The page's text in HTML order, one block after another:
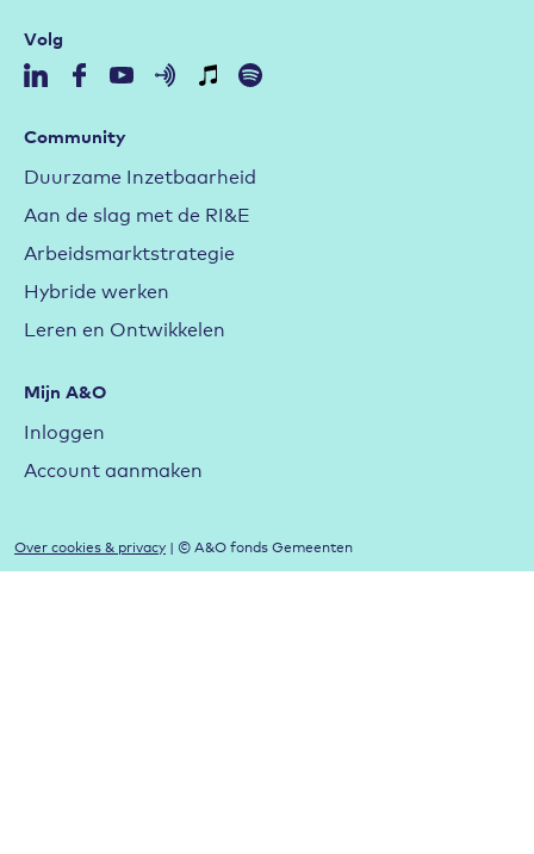
Volg
Community
Duurzame Inzetbaarheid
Aan de slag met de RI&E
Arbeidsmarktstrategie
Hybride werken
Leren en Ontwikkelen
Mijn A&O
Inloggen
Account aanmaken
Over cookies & privacy | © A&O fonds Gemeenten